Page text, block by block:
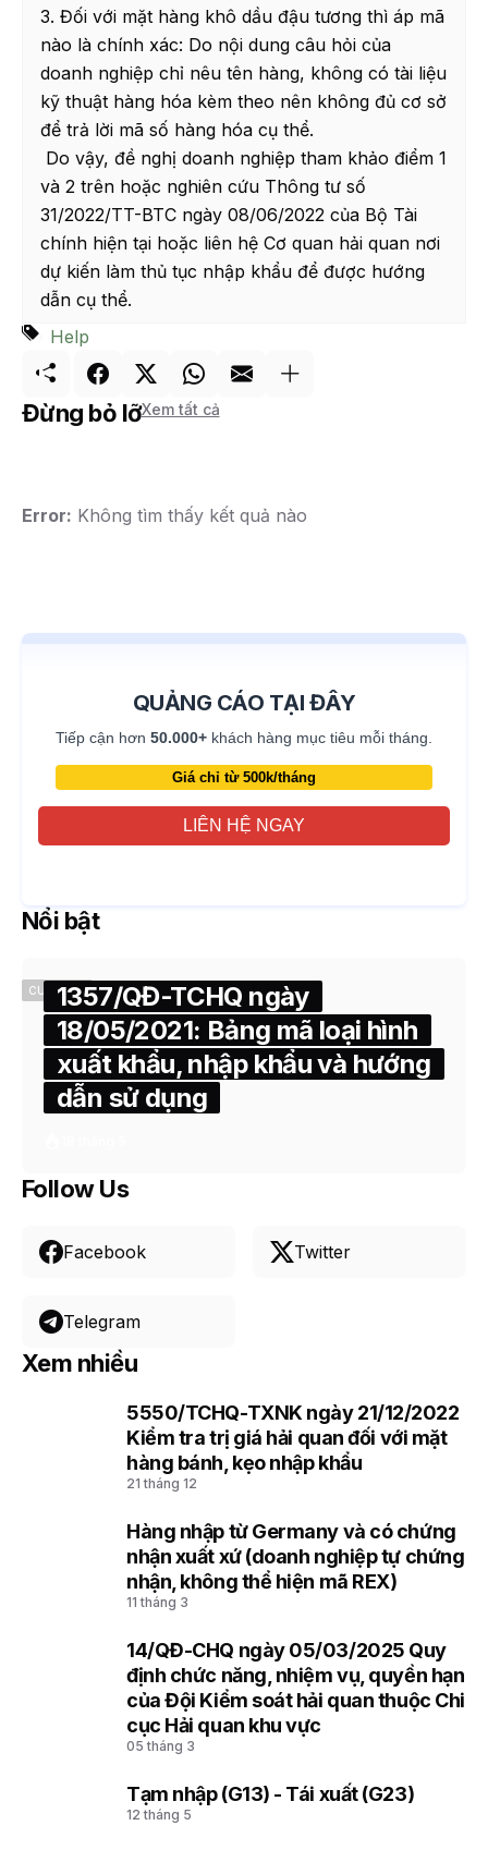
3. Đối với mặt hàng khô dầu đậu tương thì áp mã
nào là chính xác: Do nội dung câu hỏi của
doanh nghiệp chỉ nêu tên hàng, không có tài liệu
kỹ thuật hàng hóa kèm theo nên không đủ cơ sở
để trả lời mã số hàng hóa cụ thể.
Do vậy, đề nghị doanh nghiệp tham khảo điểm 1
và 2 trên hoặc nghiên cứu Thông tư số
31/2022/TT-BTC ngày 08/06/2022 của Bộ Tài
chính hiện tại hoặc liên hệ Cơ quan hải quan nơi
dự kiến làm thủ tục nhập khẩu để được hướng
dẫn cụ thể.
Help
Đừng bỏ lỡXem tất cả
Error: Không tìm thấy kết quả nào
QUẢNG CÁO TẠI ĐÂY
Tiếp cận hơn 50.000+ khách hàng mục tiêu mỗi tháng.
Giá chỉ từ 500k/tháng
LIÊN HỆ NGAY
Nổi bật
CUSTOMS1357/QĐ-TCHQ ngày
18/05/2021: Bảng mã loại hình
xuất khẩu, nhập khẩu và hướng
dẫn sử dụng
Follow Us
Facebook Twitter
Telegram
Xem nhiều
5550/TCHQ-TXNK ngày 21/12/2022
Kiểm tra trị giá hải quan đối với mặt
hàng bánh, kẹo nhập khẩu
21 tháng 12
Hàng nhập từ Germany và có chứng
nhận xuất xứ (doanh nghiệp tự chứng
nhận, không thể hiện mã REX)
11 tháng 3
14/QĐ-CHQ ngày 05/03/2025 Quy
định chức năng, nhiệm vụ, quyền hạn
của Đội Kiểm soát hải quan thuộc Chi
cục Hải quan khu vực
05 tháng 3
Tạm nhập (G13) - Tái xuất (G23)
12 tháng 5